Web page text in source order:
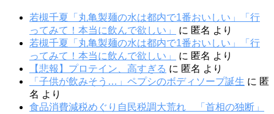
若槻千夏「丸亀製麺の水は都内で1番おいしい」「行
ってみて！本当に飲んで欲しい」
に 匿名 より
若槻千夏「丸亀製麺の水は都内で1番おいしい」「行
ってみて！本当に飲んで欲しい」
に 匿名 より
【悲報】プロテイン、高すぎる に 匿名 より
「子供が飲みそう…」ペプシのボディソープ誕生 に 匿
名 より
食品消費減税めぐり自民税調大荒れ 「首相の独断」